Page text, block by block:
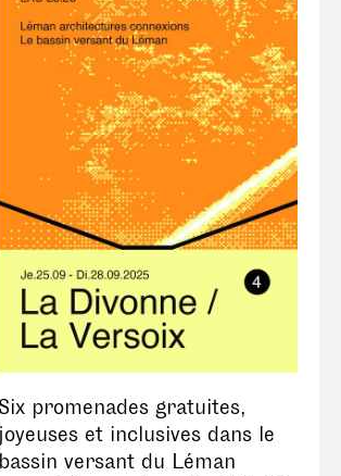
Six promenades gratuites,
joyeuses et inclusives dans le
bassin versant du Léman